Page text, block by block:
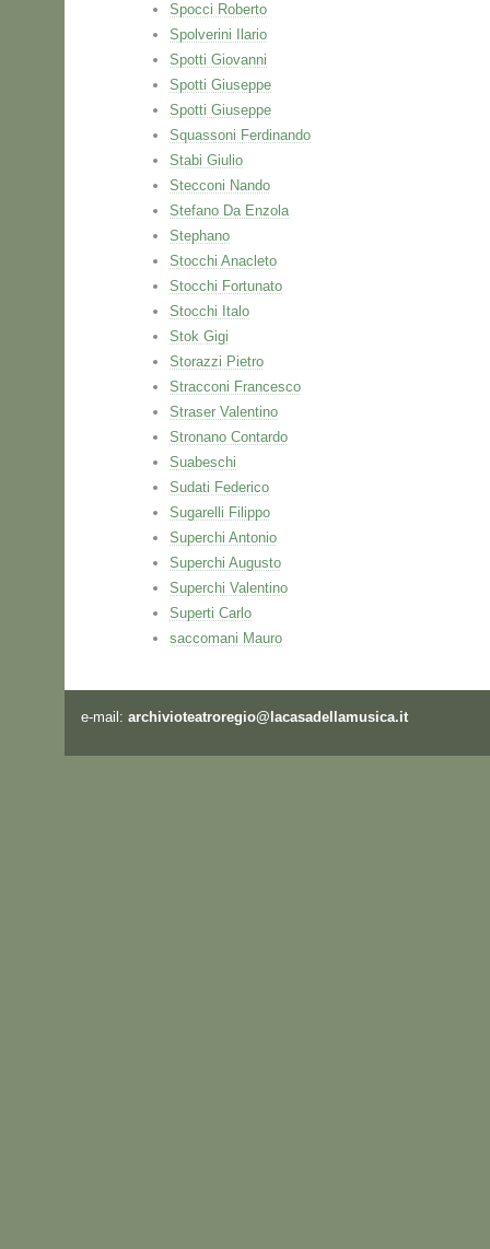
Spocci Roberto
Spolverini Ilario
Spotti Giovanni
Spotti Giuseppe
Spotti Giuseppe
Squassoni Ferdinando
Stabi Giulio
Stecconi Nando
Stefano Da Enzola
Stephano
Stocchi Anacleto
Stocchi Fortunato
Stocchi Italo
Stok Gigi
Storazzi Pietro
Stracconi Francesco
Straser Valentino
Stronano Contardo
Suabeschi
Sudati Federico
Sugarelli Filippo
Superchi Antonio
Superchi Augusto
Superchi Valentino
Superti Carlo
saccomani Mauro
e-mail: archivioteatroregio@lacasadellamusica.it